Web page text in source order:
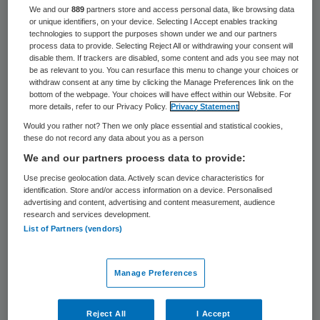
Ton Hazekamp gaat op 1 juni van start als
bestuurder van zorggroep Pantein. Samen
met Pauline Terwijn, bestuursvoorzitter,
vormt hij vanaf dat moment de raad van
bestuur van Pantein.
Hazekamp heeft ruime ervaring in de zorg
en financiën, zo meldt Pantein. Hij werkte
eerder bij diverse algemene ziekenhuizen en
een academisch centrum, onder meer
Radboudumc en het Antonius Ziekenhuis.
Alrijne Zorggroep.
“Met de benoeming van Hazekamp trekken
We and our889 partners store and access personal data, like browsing data
or unique identifiers, on your device. Selecting I Accept enables tracking
technologies to support the purposes shown under we and our partners
process data to provide. Selecting Reject All or withdrawing your consent will
disable them. If trackers are disabled, some content and ads you see may not
be as relevant to you. You can resurface this menu to change your choices or
withdraw consent at any time by clicking the Manage Preferences link on the
bottom of the webpage. Your choices will have effect within our Website. For
more details, refer to our Privacy Policy.
Privacy Statement
Would you rather not? Then we only place essential and statistical cookies,
these do not record any data about you as a person
We and our partners process data to provide:
Use precise geolocation data. Actively scan device characteristics for
identification. Store and/or access information on a device. Personalised
advertising and content, advertising and content measurement, audience
research and services development.
List of Partners (vendors)
Manage Preferences
Reject All I Accept